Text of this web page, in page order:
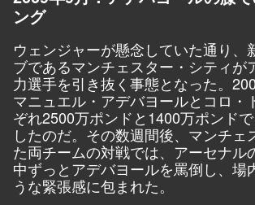
ング
ウェンジャーが懸念していた通り、
ブであるマンチェスター・シティが
力選手を引き抜く事態となった。
マニュエル・アデバヨールとコロ・
ぞれ2500万ポンドと1400万ポンド
したのだ。その数週間後、マンチェ
た両チームの対戦では、アーセナル
中ずっとアデバヨールを罵倒し、場
うな緊張感に包まれた。